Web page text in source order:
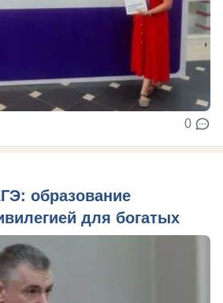
0
образование
для богатых